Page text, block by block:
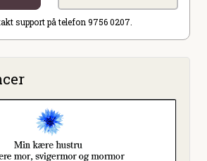
support på telefon 9756 0207.